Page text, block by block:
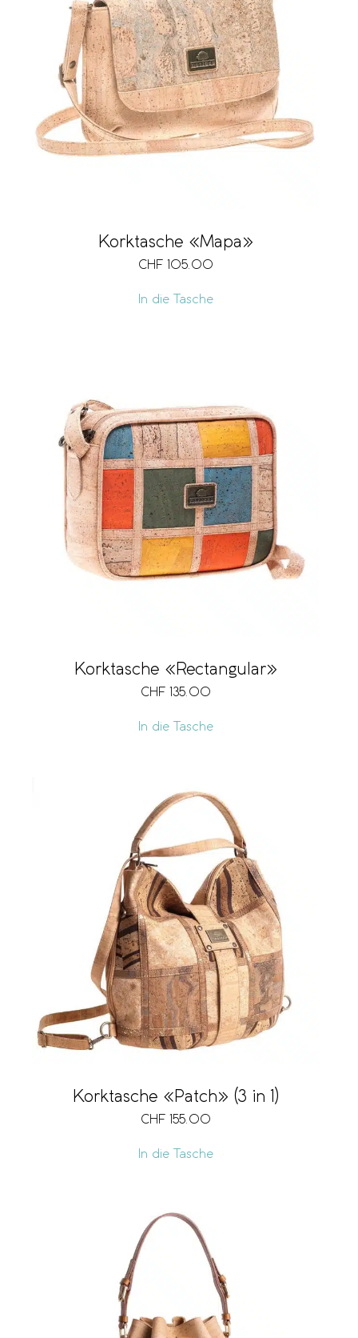
Korktasche «Mapa»
CHF 105.00
In die Tasche
Korktasche «Rectangular»
CHF 135.00
In die Tasche
Korktasche «Patch» (3 in 1)
CHF 155.00
In die Tasche